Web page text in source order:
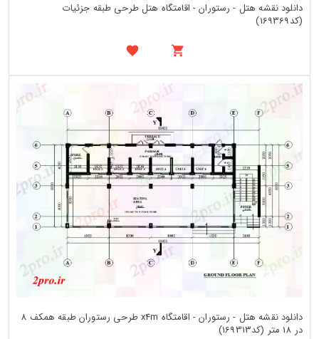
دانلود نقشه هتل - رستوران - اقامتگاه هتل طرحی طبقه جزئیات
(کد169369)
دانلود نقشه هتل - رستوران - اقامتگاه x4m طرحی رستوران طبقه همکف 8
در 18 متر (کد169313)